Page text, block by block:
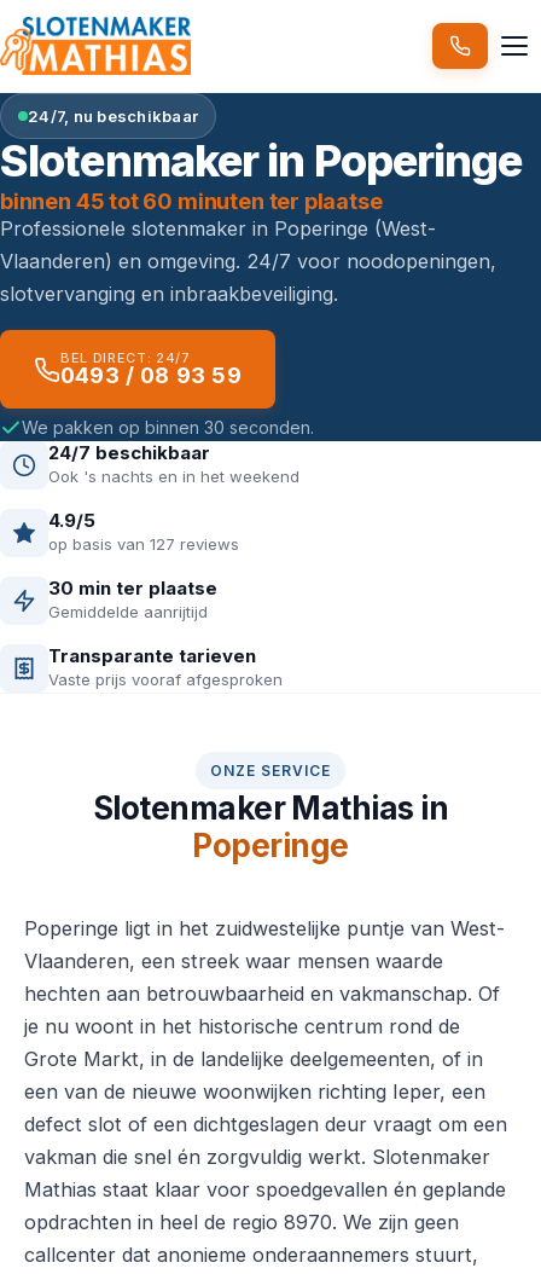
24/7, nu beschikbaar
Slotenmaker in Poperinge
binnen 45 tot 60 minuten ter plaatse
Professionele slotenmaker in Poperinge (West-
Vlaanderen) en omgeving. 24/7 voor noodopeningen,
slotvervanging en inbraakbeveiliging.
BEL DIRECT: 24/7
0493 / 08 93 59
We pakken op binnen 30 seconden.
24/7 beschikbaar
Ook 's nachts en in het weekend
4.9/5
op basis van 127 reviews
30 min ter plaatse
Gemiddelde aanrijtijd
Transparante tarieven
Vaste prijs vooraf afgesproken
ONZE SERVICE
Slotenmaker Mathias in
Poperinge
Poperinge ligt in het zuidwestelijke puntje van West-
Vlaanderen, een streek waar mensen waarde
hechten aan betrouwbaarheid en vakmanschap. Of
je nu woont in het historische centrum rond de
Grote Markt, in de landelijke deelgemeenten, of in
een van de nieuwe woonwijken richting Ieper, een
defect slot of een dichtgeslagen deur vraagt om een
vakman die snel én zorgvuldig werkt. Slotenmaker
Mathias staat klaar voor spoedgevallen én geplande
opdrachten in heel de regio 8970. We zijn geen
callcenter dat anonieme onderaannemers stuurt,